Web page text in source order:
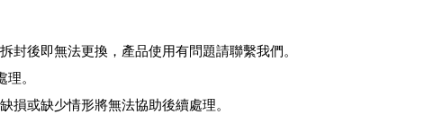
封後即無法更換，產品使用有問題請聯繫我們。
理。
損或缺少情形將無法協助後續處理。